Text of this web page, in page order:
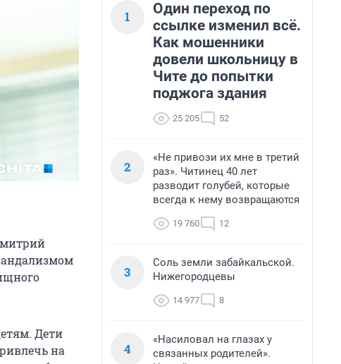
Дети
на
1
Один переход по
ссылке изменил всё.
Как мошенники
довели школьницу в
Чите до попытки
поджога здания
25 205 52
2
«Не привози их мне в третий
раз». Читинец 40 лет
разводит голубей, которые
всегда к нему возвращаются
19 760 12
3
Соль земли забайкальской.
Нижегородцевы
14 977 8
4
«Насиловал на глазах у
связанных родителей».